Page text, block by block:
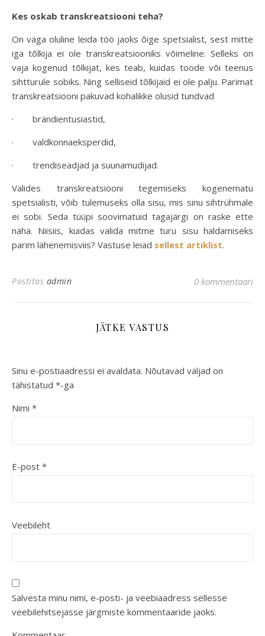
Kes oskab transkreatsiooni teha?
On väga oluline leida töö jaoks õige spetsialist, sest mitte
iga tõlkija ei ole transkreatsiooniks võimeline. Selleks on
vaja kogenud tõlkijat, kes teab, kuidas toode või teenus
sihtturule sobiks. Ning selliseid tõlkijaid ei ole palju. Parimat
transkreatsiooni pakuvad kohalikke olusid tundvad
· brändientusiastid,
· valdkonnaeksperdid,
· trendiseadjad ja suunamudijad.
Valides transkreatsiooni tegemiseks kogenematu
spetsialisti, võib tulemuseks olla sisu, mis sinu sihtrühmale
ei sobi. Seda tüüpi soovimatuid tagajärgi on raske ette
näha. Niisiis, kuidas valida mitme turu sisu haldamiseks
parim lähenemisviis? Vastuse leiad sellest artiklist.
Postitas admin 0 kommentaari
JÄTKE VASTUS
Sinu e-postiaadressi ei avaldata. Nõutavad väljad on
tähistatud *-ga
Nimi *
E-post *
Veebileht
Salvesta minu nimi, e-posti- ja veebiaadress sellesse
veebilehitsejasse järgmiste kommentaaride jaoks.